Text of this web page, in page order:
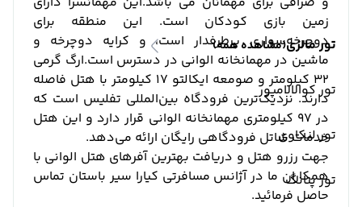
تور مالزی(مشاهده همه)
تور کوالالامپور
تور لنکاوی
تور پنانگ
زمین بازی کودکان است.
این منطقه برای
دوچرخه‌سواری پرطرفدار است، و کرایه دوچرخه و
ماشین در مهمانخانه الوانی در دسترس است.ارگ گرمی
32 کیلومتر و صومعه ایکالتو 17 کیلومتر با هتل فاصله
دارند. نزدیک‌ترین فرودگاه بین‌المللی تفلیس است که
در 97 کیلومتری مهمانخانه الوانی قرار دارد و این هتل
خدمات شاتل فرودگاهی رایگان ارائه می‌دهد.
جهت رزرو هتل و دریافت بهترین آفرهای هتل الوانی با
همکاران ما در آژانس مسافرتی کیارا سیر باستان تماس
حاصل فرمائید.